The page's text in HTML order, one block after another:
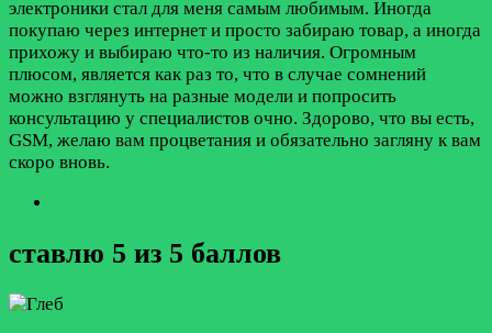
электроники стал для меня самым любимым. Иногда
покупаю через интернет и просто забираю товар, а иногда
прихожу и выбираю что-то из наличия. Огромным
плюсом, является как раз то, что в случае сомнений
можно взглянуть на разные модели и попросить
консультацию у специалистов очно. Здорово, что вы есть,
GSM, желаю вам процветания и обязательно загляну к вам
скоро вновь.
ставлю 5 из 5 баллов